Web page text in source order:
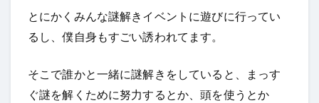
とにかくみんな謎解きイベントに遊びに行ってい
るし、僕自身もすごい誘われてます。
そこで誰かと一緒に謎解きをしていると、まっす
ぐ謎を解くために努力するとか、頭を使うとか